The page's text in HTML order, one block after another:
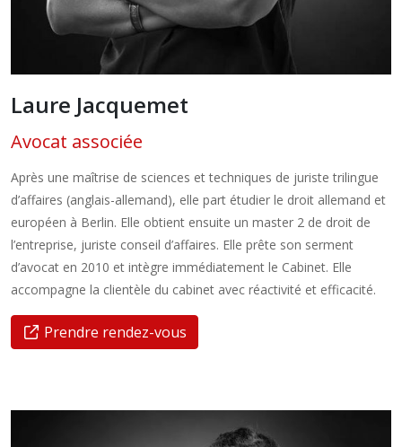
Laure Jacquemet
Avocat associée
Après une maîtrise de sciences et techniques de juriste trilingue
d’affaires (anglais-allemand), elle part étudier le droit allemand et
européen à Berlin. Elle obtient ensuite un master 2 de droit de
l’entreprise, juriste conseil d’affaires. Elle prête son serment
d’avocat en 2010 et intègre immédiatement le Cabinet. Elle
accompagne la clientèle du cabinet avec réactivité et efficacité.
Prendre rendez-vous